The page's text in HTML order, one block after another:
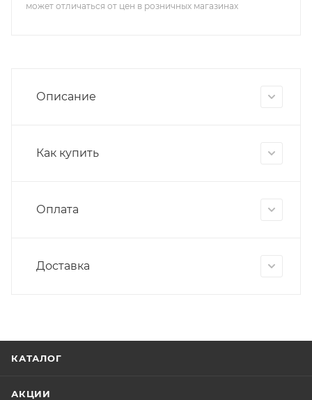
может отличаться от цен в розничных магазинах
Описание
Как купить
Оплата
Доставка
КАТАЛОГ
АКЦИИ